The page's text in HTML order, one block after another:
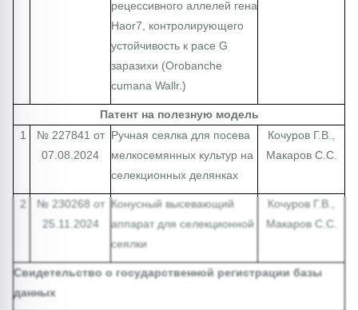
рецессивного аллелей гена
Haor7, контролирующего
устойчивость к расе G
заразихи (Orobanche
cumana Wallr.)
Патент на полезную модель
1
№ 227841 от
07.08.2024
Ручная сеялка для посева
мелкосемянных культур на
селекционных делянках
Кочуров Г.В.,
Макаров С.С.
2
№ 230268 от
25.11.2024
Конусный высевающий
аппарат для селекционной
сеялки
Кочуров Г.В.,
Макаров С.С.
Свидетельство о государственной регистрации базы
данных